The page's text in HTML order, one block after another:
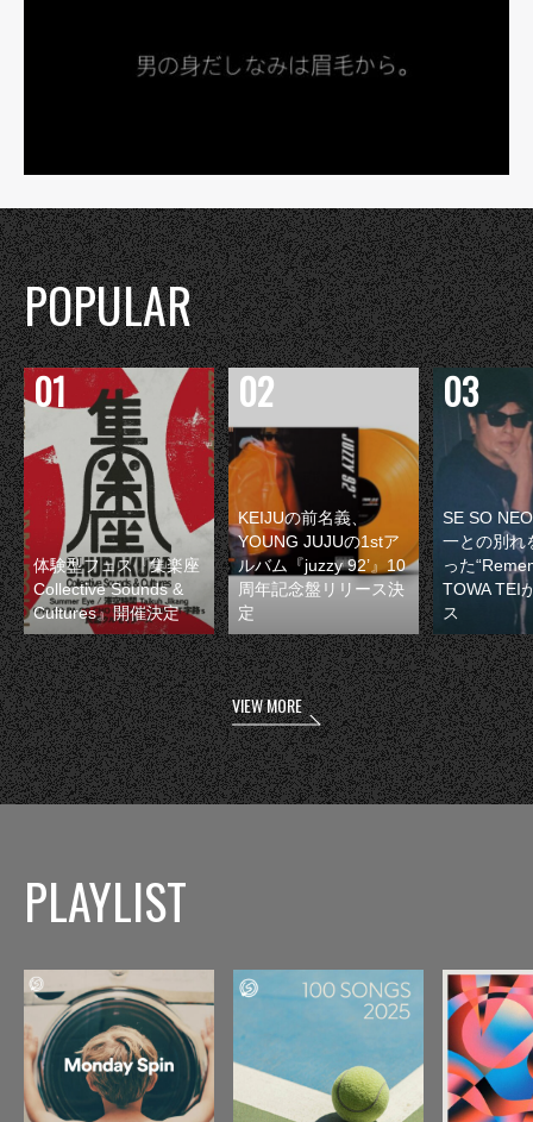
POPULAR
体験型フェス『集楽座
Collective Sounds &
Cultures』開催決定
KEIJUの前名義、
YOUNG JUJUの1stア
ルバム『juzzy 92’』10
周年記念盤リリース決
定
SE SO
一との別れ
った
TOWA TEI
ス
VIEW MORE
PLAYLIST